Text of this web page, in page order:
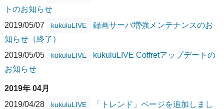
トのお知らせ
2019/05/07
kukuluLIVE
録画サーバ増強メンテナンスのお
知らせ（終了）
2019/05/05
kukuluLIVE
kukuluLIVE Coffretアップデートの
お知らせ
2019年 04月
2019/04/28
kukuluLIVE
「トレンド」ページを追加しまし